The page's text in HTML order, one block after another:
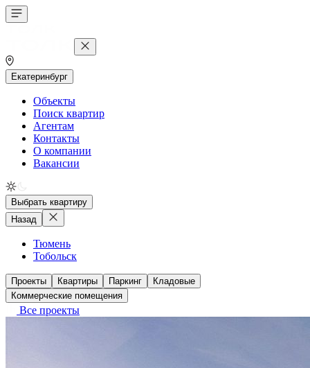
Екатеринбург
Объекты
Поиск квартир
Агентам
Контакты
О компании
Вакансии
Выбрать квартиру
Назад
Тюмень
Тобольск
Проекты Квартиры Паркинг
Кладовые
Коммерческие помещения
Все проекты